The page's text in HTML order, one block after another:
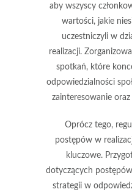
aby wszyscy
wartości, jakie
uczestniczyli w
realizacji.
spotkań, które
odpowiedzialności
zainteresowanie
Oprócz tego,
postępóww
kluczowe.
dotyczących
strategii w